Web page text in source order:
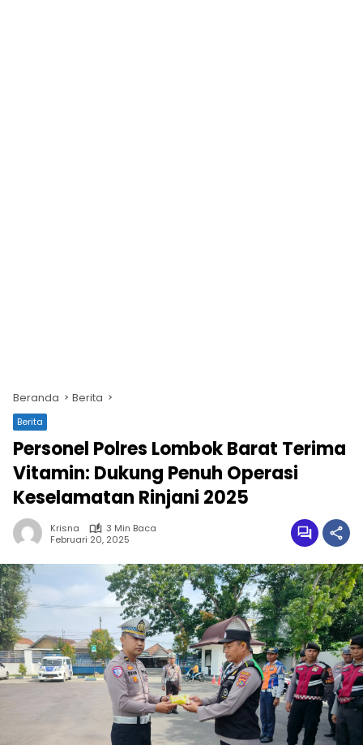
Beranda Berita
Berita
Personel Polres Lombok Barat Terima
Vitamin: Dukung Penuh Operasi
Keselamatan Rinjani 2025
Krisna
3 Min Baca
Februari 20, 2025